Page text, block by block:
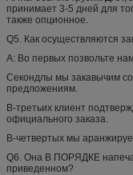
принимает 3-5 дней для
также опционное.
Q5. Как осуществляются
А: Во первых позвольте
Секондлы мы закавычим
предложениям.
В-третьих клиент
официального заказа.
В-четвертых мы
Q6. Она В ПОРЯДКЕ
приведенном?